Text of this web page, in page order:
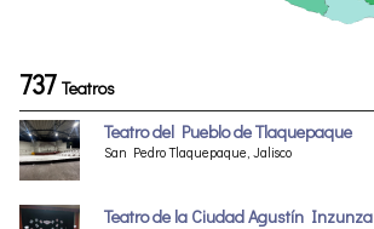
737 Teatros
Teatro del Pueblo de Tlaquepaque
San Pedro Tlaquepaque, Jalisco
Teatro de la Ciudad Agustín Inzunza